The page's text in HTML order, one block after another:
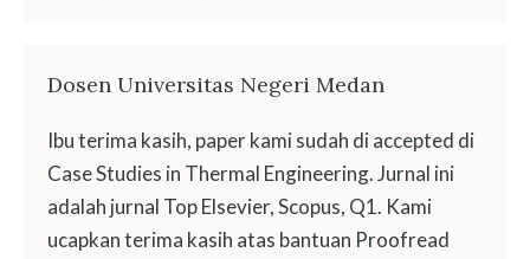
Dosen Universitas Negeri Medan
Ibu terima kasih, paper kami sudah di accepted di
Case Studies in Thermal Engineering. Jurnal ini
adalah jurnal Top Elsevier, Scopus, Q1. Kami
ucapkan terima kasih atas bantuan Proofread